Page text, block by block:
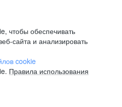
чтобы обеспечивать
сайта и анализировать
cookie
Правила использования